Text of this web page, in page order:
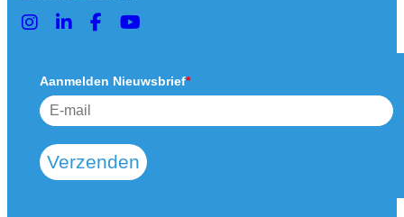
Aanmelden Nieuwsbrief*
Verzenden